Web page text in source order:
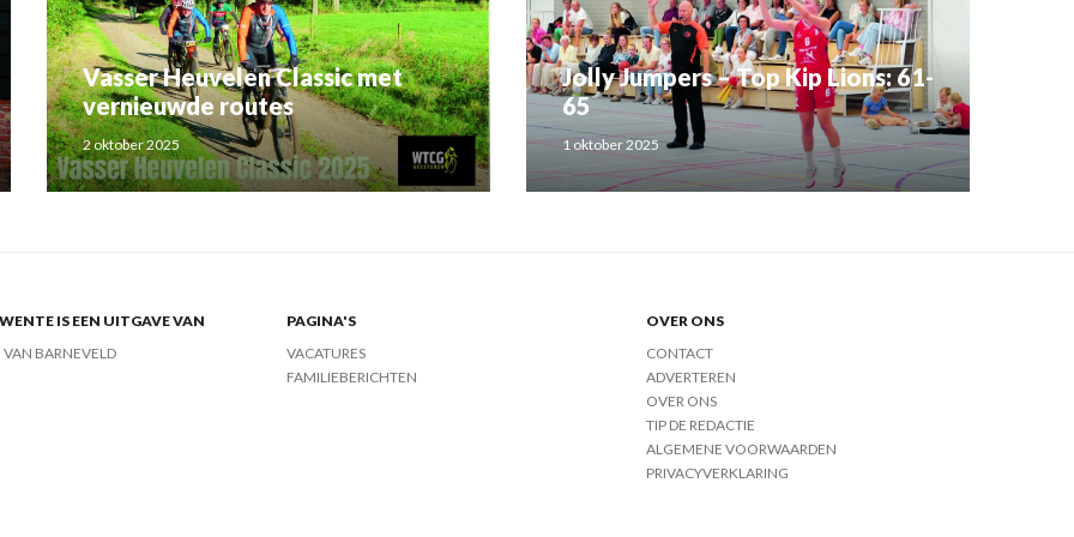
Vasser Heuvelen Classic met
vernieuwde routes
2 oktober 2025
Jolly Jumpers – Top Kip Lions: 61-
65
1 oktober 2025
IS EEN UITGAVE VAN
VAN BARNEVELD
PAGINA'S
VACATURES
FAMILIEBERICHTEN
OVER ONS
CONTACT
ADVERTEREN
OVER ONS
TIP DE REDACTIE
ALGEMENE VOORWAARDEN
PRIVACYVERKLARING